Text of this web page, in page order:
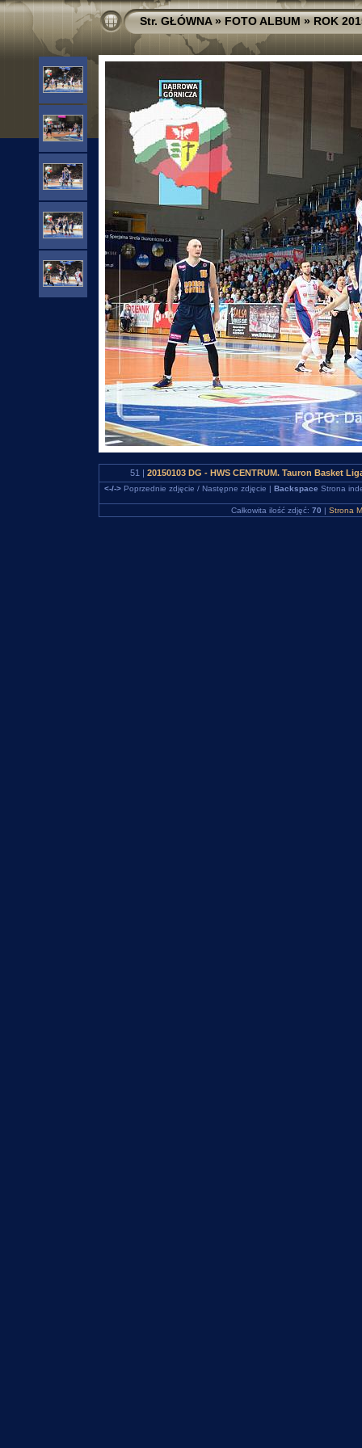
Str. GŁÓWNA»FOTO ALBUM»ROK
51 | 20150103 DG - HWS CENTRUM. Tauron Basket
<-/->Poprzednie zdjęcie / Następne zdjęcie | Backspace Strona
Całkowita ilość zdjęć: 70 | Strona